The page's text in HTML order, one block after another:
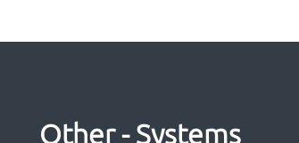
Other - Systems